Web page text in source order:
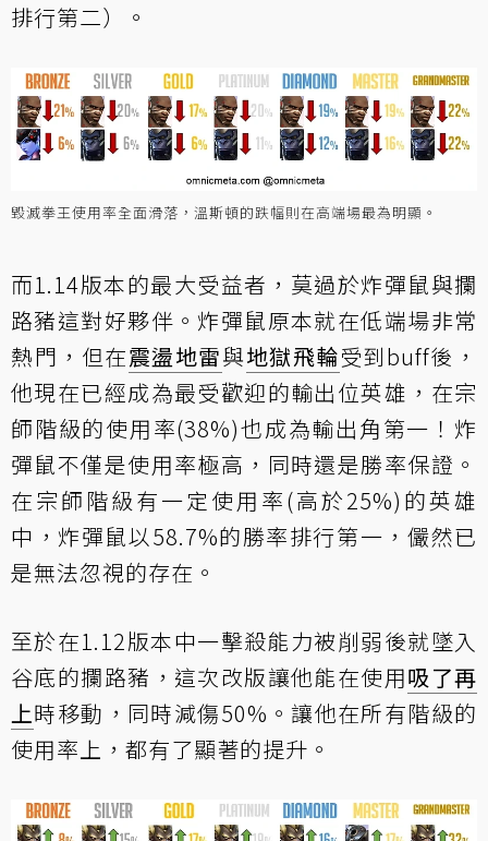
排行第二）。
毀滅拳王使用率全面滑落，溫斯頓的跌幅則在高端場最為明顯。
而1.14版本的最大受益者，莫過於炸彈鼠與攔
路豬這對好夥伴。炸彈鼠原本就在低端場非常
熱門，但在震盪地雷與地獄飛輪受到buff後 ，
他現在已經成為最受歡迎的輸出位英雄，在宗
師階級的使用率(38%)也成為輸出角第一！炸
彈鼠不僅是使用率極高，同時還是勝率保證。
在宗師階級有一定使用率(高於25%)的英雄
中，炸彈鼠以58.7%的勝率排行第一，儼然已
是無法忽視的存在。
至於在1.12版本中一擊殺能力被削弱後就墜入
谷底的攔路豬， 這次改版讓他能在使用吸了再
上時移動，同時減傷50% 。讓他在所有階級的
使用率上，都有了顯著的提升。